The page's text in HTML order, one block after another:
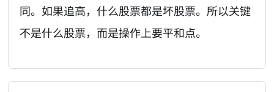
同。如果追高，什么股票都是坏股票。所以关键
不是什么股票，而是操作上要平和点。